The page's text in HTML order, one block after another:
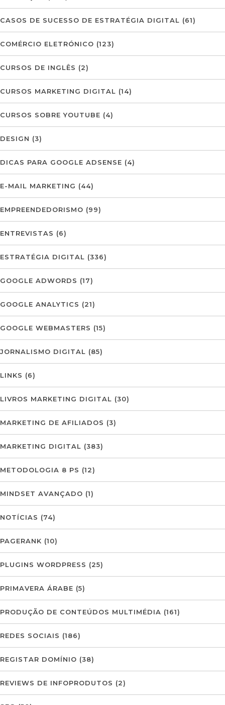
CASOS DE SUCESSO DE ESTRATÉGIA DIGITAL (61)
COMÉRCIO ELETRÓNICO (123)
CURSOS DE INGLÊS (2)
CURSOS MARKETING DIGITAL (14)
CURSOS SOBRE YOUTUBE (4)
DESIGN (3)
DICAS PARA GOOGLE ADSENSE (4)
E-MAIL MARKETING (44)
EMPREENDEDORISMO (99)
ENTREVISTAS (6)
ESTRATÉGIA DIGITAL (336)
GOOGLE ADWORDS (17)
GOOGLE ANALYTICS (21)
GOOGLE WEBMASTERS (15)
JORNALISMO DIGITAL (85)
LINKS (6)
LIVROS MARKETING DIGITAL (30)
MARKETING DE AFILIADOS (3)
MARKETING DIGITAL (383)
METODOLOGIA 8 PS (12)
MINDSET AVANÇADO (1)
NOTÍCIAS (74)
PAGERANK (10)
PLUGINS WORDPRESS (25)
PRIMAVERA ÁRABE (5)
PRODUÇÃO DE CONTEÚDOS MULTIMÉDIA (161)
REDES SOCIAIS (186)
REGISTAR DOMÍNIO (38)
REVIEWS DE INFOPRODUTOS (2)